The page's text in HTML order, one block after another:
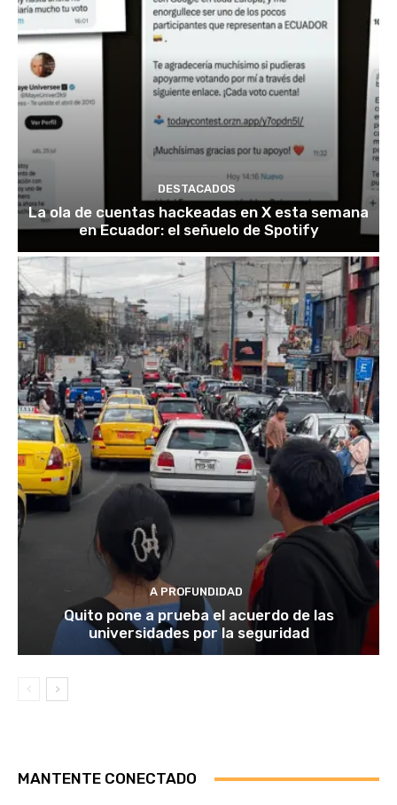
DESTACADOS
La ola de cuentas hackeadas en X esta semana
en Ecuador: el señuelo de Spotify
A PROFUNDIDAD
Quito pone a prueba el acuerdo de las
universidades por la seguridad
MANTENTE CONECTADO